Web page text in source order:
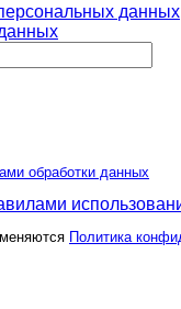
данных
обработки данных
Политика